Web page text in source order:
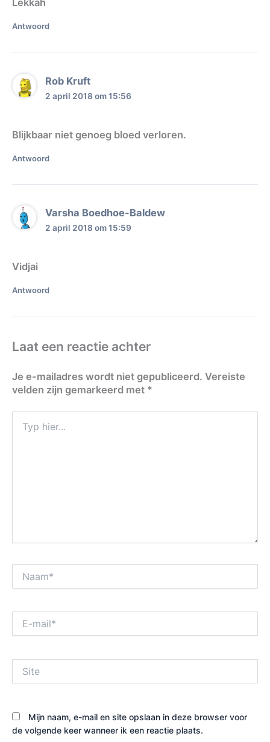
Lekkah
Antwoord
Rob Kruft
2 april 2018 om 15:56
Blijkbaar niet genoeg bloed verloren.
Antwoord
Varsha Boedhoe-Baldew
2 april 2018 om 15:59
Vidjai
Antwoord
Laat een reactie achter
Je e-mailadres wordt niet gepubliceerd. Vereiste
velden zijn gemarkeerd met *
hier...
mail*
Mijn naam, e-mail en site opslaan in deze browser voor
de volgende keer wanneer ik een reactie plaats.